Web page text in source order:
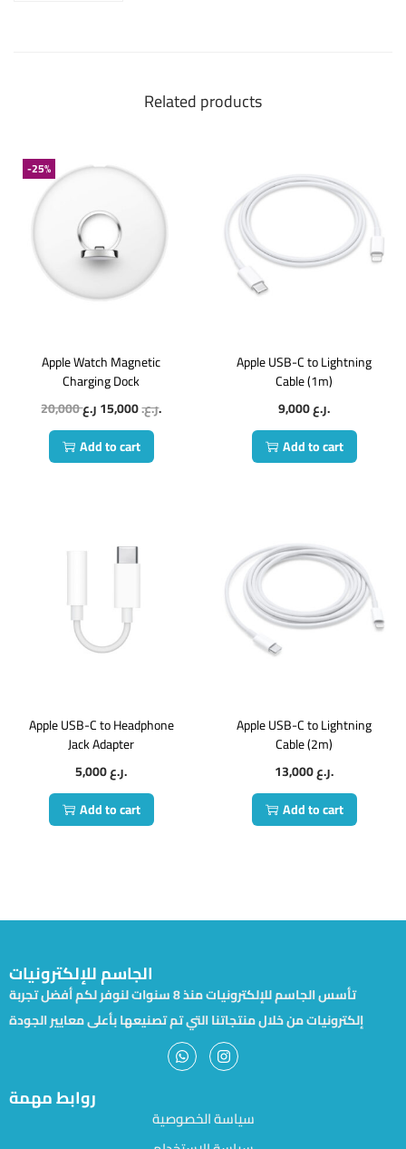
Related products
-25%
Apple Watch Magnetic
Charging Dock
20,000
ر.ع.15,000
ر.ع.
Add to cart
Apple USB-C to Lightning
Cable (1m)
9,000
ر.ع.
Add to cart
Apple USB-C to Headphone
Jack Adapter
5,000
ر.ع.
Add to cart
Apple USB-C to Lightning
Cable (2m)
13,000
ر.ع.
Add to cart
الجاسم للإلكترونيات
تأسس الجاسم للإلكترونيات منذ 8 سنوات لنوفر لكم أفضل تجربة
إلكترونيات من خلال منتجاتنا التي تم تصنيعها بأعلى معايير الجودة
روابط مهمة
سياسة الخصوصية